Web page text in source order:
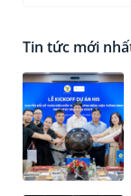
Tin tức mới